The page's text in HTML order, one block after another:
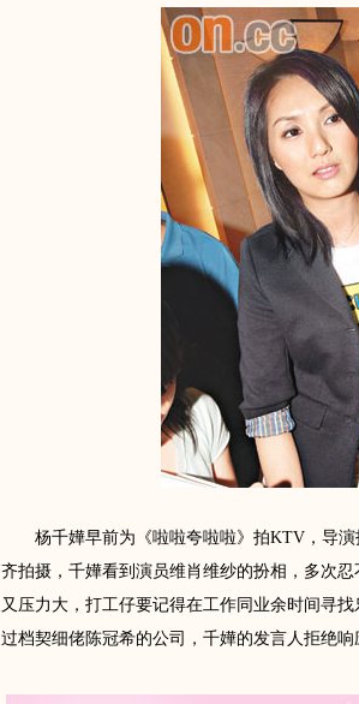
杨千嬅早前为《啦啦夸啦啦》拍KTV，导演
齐拍摄，千嬅看到演员维肖维纱的扮相，多次
又压力大，打工仔要记得在工作同业余时间寻
过档契细佬陈冠希的公司，千嬅的发言人拒绝响